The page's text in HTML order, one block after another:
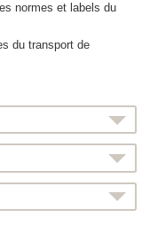
normes et labels du
du transport de